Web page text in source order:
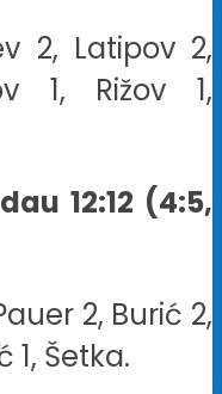
2, Latipov 2,
1, Rižov 1,
12:12 (4:5,
2, Burić 2,
1, Šetka.